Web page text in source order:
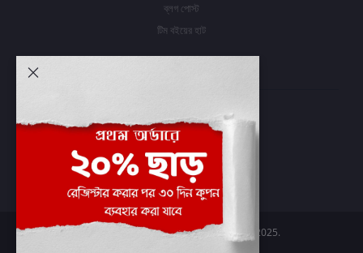
ব্লগ পোস্ট
টিম বইয়ের হাট
প্রবেশ করুন
অর্ডার ইতিহাস
আমার ইচ্ছাগুলি
অর্ডার ট্র্যাকিং
Boier Haat™ | © All rights reserved 2025.